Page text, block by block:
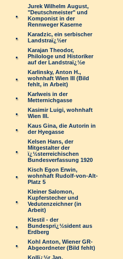
Jurek Wilhelm August,
"Deutschmeister" und
Komponist in der
Rennweger Kaserne
Karadzic, ein serbischer
Landstraï¿½er
Karajan Theodor,
Philologe und Historiker
auf der Landstraï¿½e
Karlinsky, Anton H.,
wohnhaft Wien III (Bild
fehlt, in Arbeit)
Karlweis in der
Metternichgasse
Kasimir Luigi, wohnhaft
Wien III.
Kaus Gina, die Autorin in
der Hyegasse
Kelsen Hans, der
Mitgestalter der
ï¿½sterreichischen
Bundesverfassung 1920
Kisch Egon Erwin,
wohnhaft Rudolf-von-Alt-
Platz 5
Kleiner Salomon,
Kupferstecher und
Vedutenzeichner (in
Arbeit)
Klestil - der
Bundesprï¿½sident aus
Erdberg
Kohl Anton, Wiener GR-
Abgeordneter (Bild fehlt)
Kollï¿½r Jan,